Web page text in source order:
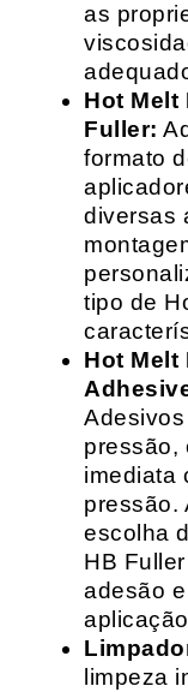
as
Hot Melt
Fuller:
formato
diversas
tipo de
Hot Melt
pressão,
imediata
pressão.
escolha
HB
adesão
limpeza